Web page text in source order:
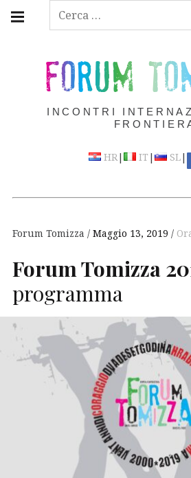
Ricerca
Skip
FORUM
INCONTRI
HR| IT | SL|
navigation
Forum Tomizza Maggio 13, 2019
Forum Tomizza
programma